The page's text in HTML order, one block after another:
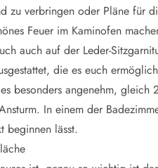
zu verbringen oder Pläne für
Feuer im Kaminofen
auch auf der Leder-
die es euch
besonders angenehm,
In einem der
beginnen lässt.